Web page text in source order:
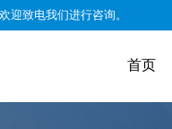
迎致电我们进行咨询。
首页